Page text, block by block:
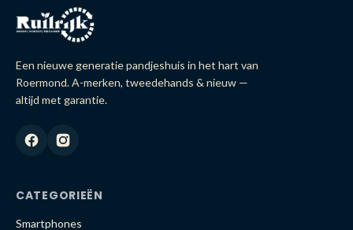
Een nieuwe generatie pandjeshuis in het hart van
Roermond. A-merken, tweedehands & nieuw —
altijd met garantie.
CATEGORIEËN
Smartphones